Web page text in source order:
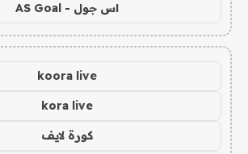
اس جول - AS Goal
koora live
kora live
كورة لايف